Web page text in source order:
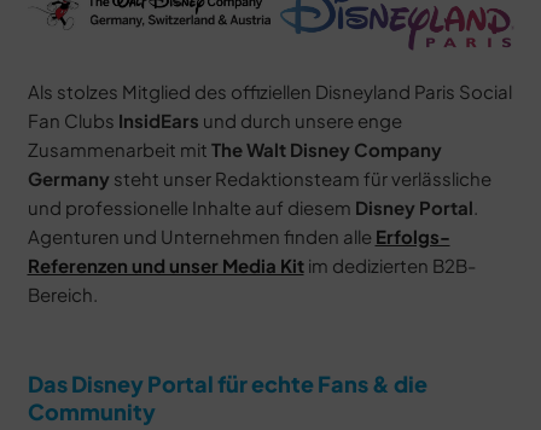
Als stolzes Mitglied des offiziellen Disneyland Paris Social
Fan Clubs InsidEars und durch unsere enge
Zusammenarbeit mit The Walt Disney Company
Germany steht unser Redaktionsteam für verlässliche
und professionelle Inhalte auf diesem Disney Portal.
Agenturen und Unternehmen finden alle Erfolgs-
Referenzen und unser Media Kitim dedizierten B2B-
Bereich.
Das Disney Portal für echte Fans & die
Community